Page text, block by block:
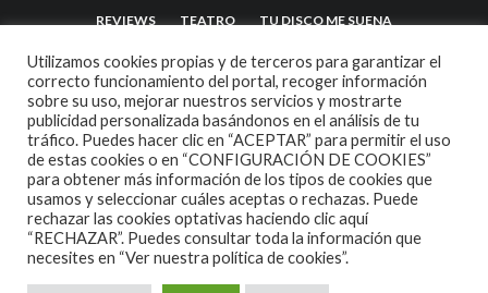
REVIEWS TEATRO TU DISCO ME SUENA
2007 COPYRIGHT -CODETIPITHEME
Utilizamos cookies propias y de terceros para garantizar el
correcto funcionamiento del portal, recoger información
sobre su uso, mejorar nuestros servicios y mostrarte
publicidad personalizada basándonos en el análisis de tu
tráfico. Puedes hacer clic en “ACEPTAR” para permitir el uso
de estas cookies o en “CONFIGURACIÓN DE COOKIES”
para obtener más información de los tipos de cookies que
usamos y seleccionar cuáles aceptas o rechazas. Puede
rechazar las cookies optativas haciendo clic aquí
“RECHAZAR”. Puedes consultar toda la información que
necesites en “Ver nuestra política de cookies”.